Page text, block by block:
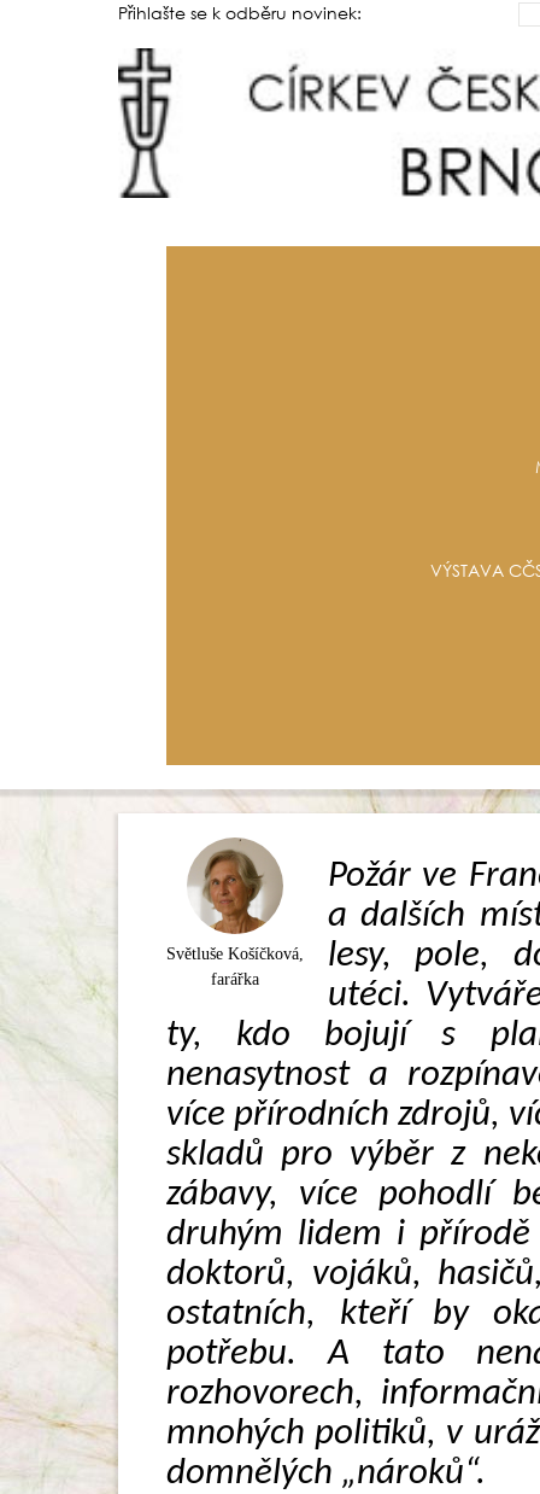
Přihlašte se k odběru novinek:
VÝSTAVA
Světluše Košíčková,
farářka
Požár ve
a dalších
lesy, pole,
utéci.
ty, kdo bojují s
nenasytnost a
více přírodních zdrojů,
skladů pro výběr z
zábavy, více pohodlí
druhým lidem i přírodě
doktorů, vojáků,
ostatních, kteří by
potřebu. A tato
rozhovorech,
mnohých politiků, v
domnělých „nároků“.